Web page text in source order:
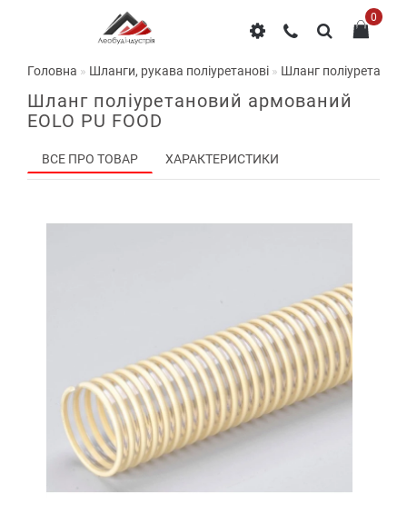
0
Головна Шланги, рукава поліуретанові Шланг
Шланг поліуретановий армований
EOLO PU FOOD
ВСЕ ПРО ТОВАР ХАРАКТЕРИСТИКИ